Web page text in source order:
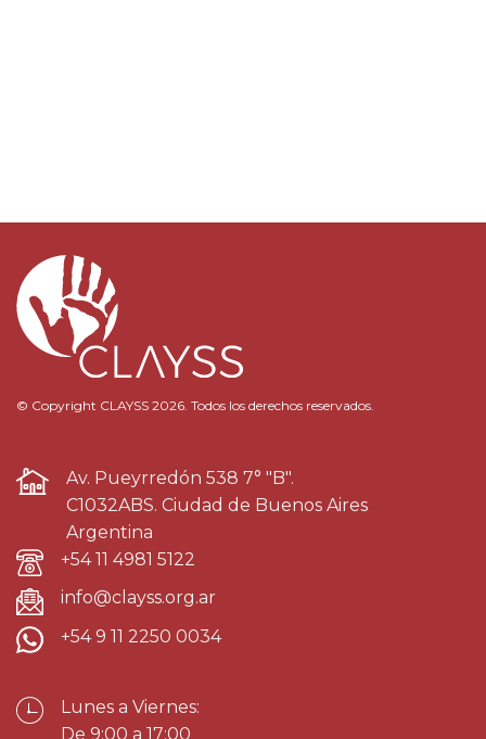
© Copyright CLAYSS 2026. Todos los derechos reservados.
Av. Pueyrredón 538 7° "B".
C1032ABS. Ciudad de Buenos Aires
Argentina
+54 11 4981 5122
info@clayss.org.ar
+54 9 11 2250 0034
Lunes a Viernes:
De 9:00 a 17:00